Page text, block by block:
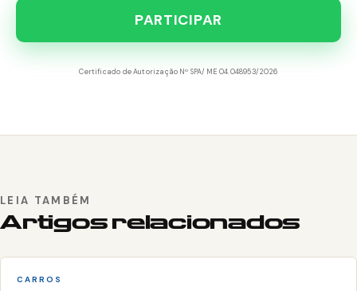
PARTICIPAR
Certificado de Autorização Nº SPA/ME 04.048953/2026
LEIA TAMBÉM
Artigos relacionados
CARROS